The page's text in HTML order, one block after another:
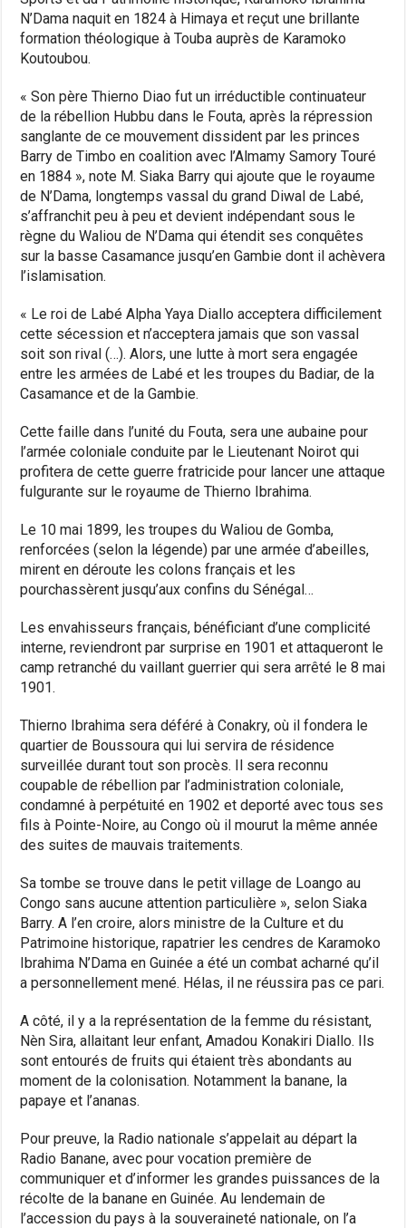
N’Dama naquit en 1824 à Himaya et reçut une brillante
formation théologique à Touba auprès de Karamoko
Koutoubou.
« Son père Thierno Diao fut un irréductible continuateur
de la rébellion Hubbu dans le Fouta, après la répression
sanglante de ce mouvement dissident par les princes
Barry de Timbo en coalition avec l’Almamy Samory Touré
en 1884 », note M. Siaka Barry qui ajoute que le royaume
de N’Dama, longtemps vassal du grand Diwal de Labé,
s’affranchit peu à peu et devient indépendant sous le
règne du Waliou de N’Dama qui étendit ses conquêtes
sur la basse Casamance jusqu’en Gambie dont il achèvera
l’islamisation.
« Le roi de Labé Alpha Yaya Diallo acceptera difficilement
cette sécession et n’acceptera jamais que son vassal
soit son rival (…). Alors, une lutte à mort sera engagée
entre les armées de Labé et les troupes du Badiar, de la
Casamance et de la Gambie.
Cette faille dans l’unité du Fouta, sera une aubaine pour
l’armée coloniale conduite par le Lieutenant Noirot qui
profitera de cette guerre fratricide pour lancer une attaque
fulgurante sur le royaume de Thierno Ibrahima.
Le 10 mai 1899, les troupes du Waliou de Gomba,
renforcées (selon la légende) par une armée d’abeilles,
mirent en déroute les colons français et les
pourchassèrent jusqu’aux confins du Sénégal…
Les envahisseurs français, bénéficiant d’une complicité
interne, reviendront par surprise en 1901 et attaqueront le
camp retranché du vaillant guerrier qui sera arrêté le 8 mai
1901.
Thierno Ibrahima sera déféré à Conakry, où il fondera le
quartier de Boussoura qui lui servira de résidence
surveillée durant tout son procès. Il sera reconnu
coupable de rébellion par l’administration coloniale,
condamné à perpétuité en 1902 et deporté avec tous ses
fils à Pointe-Noire, au Congo où il mourut la même année
des suites de mauvais traitements.
Sa tombe se trouve dans le petit village de Loango au
Congo sans aucune attention particulière », selon Siaka
Barry. A l’en croire, alors ministre de la Culture et du
Patrimoine historique, rapatrier les cendres de Karamoko
Ibrahima N’Dama en Guinée a été un combat acharné qu’il
a personnellement mené. Hélas, il ne réussira pas ce pari.
A côté, il y a la représentation de la femme du résistant,
Nèn Sira, allaitant leur enfant, Amadou Konakiri Diallo. Ils
sont entourés de fruits qui étaient très abondants au
moment de la colonisation. Notamment la banane, la
papaye et l’ananas.
Pour preuve, la Radio nationale s’appelait au départ la
Radio Banane, avec pour vocation première de
communiquer et d’informer les grandes puissances de la
récolte de la banane en Guinée. Au lendemain de
l’accession du pays à la souveraineté nationale, on l’a